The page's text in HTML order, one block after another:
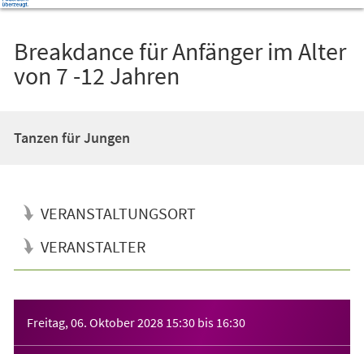
Breakdance für Anfänger im Alter
von 7 -12 Jahren
Tanzen für Jungen
VERANSTALTUNGSORT
VERANSTALTER
Freitag, 06. Oktober 2028 15:30 bis 16:30